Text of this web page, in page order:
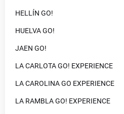
HELLÍN GO!
HUELVA GO!
JAEN GO!
LA CARLOTA GO! EXPERIENCE
LA CAROLINA GO EXPERIENCE
LA RAMBLA GO! EXPERIENCE